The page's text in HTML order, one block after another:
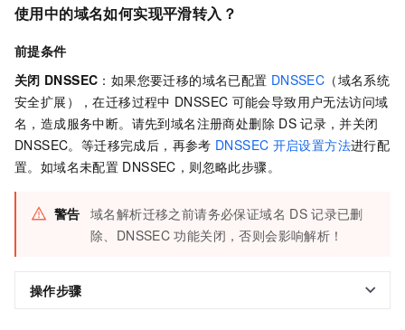
使用中的域名如何实现平滑转入？
前提条件
关闭 DNSSEC ：如果您要迁移的域名已配置 DNSSEC （域名系统
安全扩展），在迁移过程中 DNSSEC 可能会导致用户无法访问域
名，造成服务中断。请先到域名注册商处删除 DS 记录，并关闭
DNSSEC。等迁移完成后，再参考 DNSSEC 开启设置方法进行配
置。如域名未配置 DNSSEC，则忽略此步骤。
警告 域名解析迁移之前请务必保证域名 DS 记录已删
除、DNSSEC 功能关闭，否则会影响解析！
操作步骤